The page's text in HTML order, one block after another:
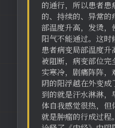
的通行，所以患者患
的、持续的、异常的
部温度升高，发烫，
阳气不能通过。这时
患者病变局部温度升
被阻断，病变部位完
实寒冷，剧痛阵阵，
阴的阳浮越在外变成
到的就是汗水淋淋，
体自我感觉很热，但
就是肿瘤的行成过程